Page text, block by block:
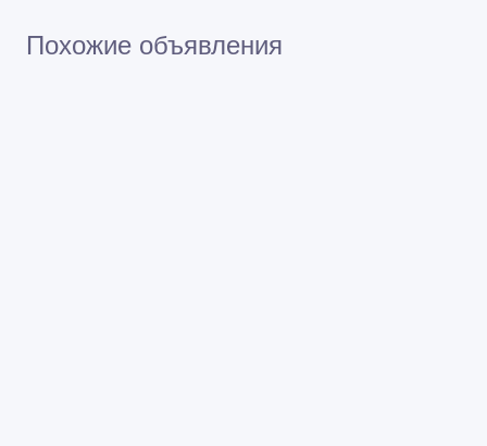
Похожие объявления